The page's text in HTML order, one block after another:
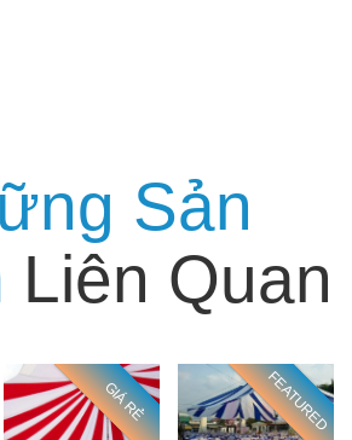
Sản
Liên Quan
GIÁ RẺ FEATURED